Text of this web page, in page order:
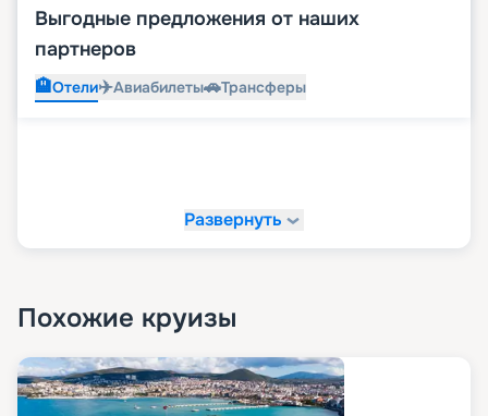
Выгодные предложения от наших
партнеров
🏨Отели✈️Авиабилеты🚗Трансферы
Развернуть
Похожие круизы